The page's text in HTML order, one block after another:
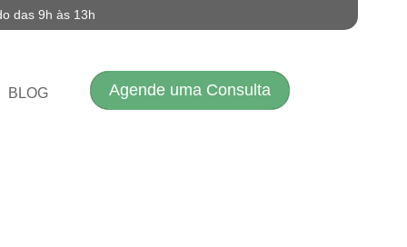
das 9h às 13h
BLOG Agende uma Consulta